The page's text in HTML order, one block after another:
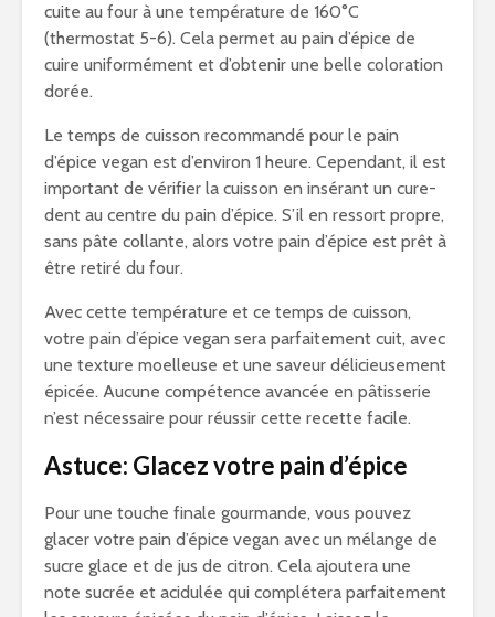
cuite au four à une température de 160°C
(thermostat 5-6). Cela permet au pain d’épice de
cuire uniformément et d’obtenir une belle coloration
dorée.
Le temps de cuisson recommandé pour le pain
d’épice vegan est d’environ 1 heure. Cependant, il est
important de vérifier la cuisson en insérant un cure-
dent au centre du pain d’épice. S’il en ressort propre,
sans pâte collante, alors votre pain d’épice est prêt à
être retiré du four.
Avec cette température et ce temps de cuisson,
votre pain d’épice vegan sera parfaitement cuit, avec
une texture moelleuse et une saveur délicieusement
épicée. Aucune compétence avancée en pâtisserie
n’est nécessaire pour réussir cette recette facile.
Astuce: Glacez votre pain d’épice
Pour une touche finale gourmande, vous pouvez
glacer votre pain d’épice vegan avec un mélange de
sucre glace et de jus de citron. Cela ajoutera une
note sucrée et acidulée qui complétera parfaitement